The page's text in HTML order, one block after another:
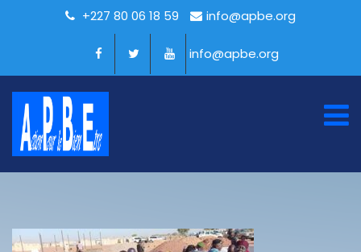
+227 80 06 18 59 info@apbe.org
info@apbe.org